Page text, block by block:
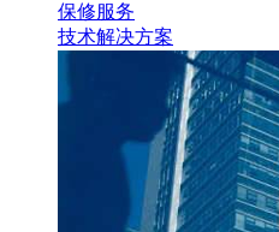
保修服务
技术解决方案